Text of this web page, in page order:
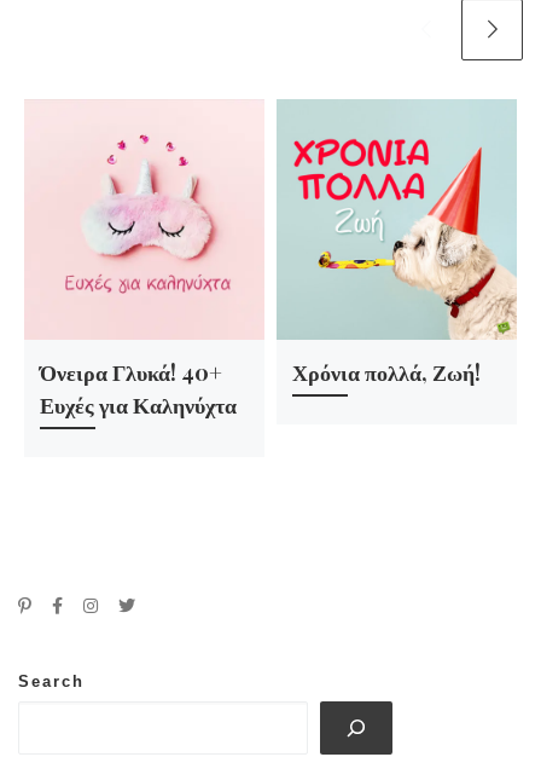
Όνειρα Γλυκά! 40+
Ευχές για Καληνύχτα
Χρόνια πολλά, Ζωή!
Search